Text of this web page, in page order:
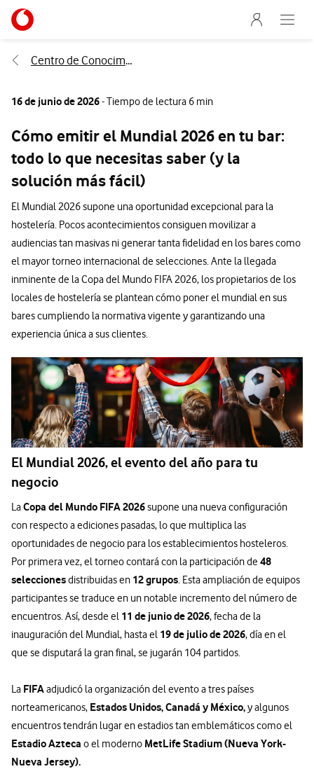
Ir a la pagina principal de vodafone.es
Menu
Abre
Centro de Conocimiento
16 de junio de 2026- Tiempo de lectura 6 min
Cómo emitir el Mundial 2026 en tu bar:
todo lo que necesitas saber (y la
solución más fácil)
El Mundial 2026 supone una oportunidad excepcional para la
hostelería. Pocos acontecimientos consiguen movilizar a
audiencias tan masivas ni generar tanta fidelidad en los bares como
el mayor torneo internacional de selecciones. Ante la llegada
inminente de la Copa del Mundo FIFA 2026, los propietarios de los
locales de hostelería se plantean cómo poner el mundial en sus
bares cumpliendo la normativa vigente y garantizando una
experiencia única a sus clientes.
El Mundial 2026, el evento del año para tu
negocio
LaCopa del Mundo FIFA 2026supone una nueva configuración
con respecto a ediciones pasadas, lo que multiplica las
oportunidades de negocio para los establecimientos hosteleros.
Por primera vez, el torneo contará con la participación de48
seleccionesdistribuidas en 12 grupos. Esta ampliación de equipos
participantes se traduce en un notable incremento del número de
encuentros. Así, desde el 11 de junio de 2026, fecha de la
inauguración del Mundial, hasta el 19 de julio de 2026, día en el
que se disputará la gran final, se jugarán 104 partidos.
La FIFAadjudicó la organización del evento a tres países
norteamericanos, Estados Unidos, Canadá y México,y algunos
encuentros tendrán lugar en estadios tan emblemáticos como el
Estadio Azteca o el moderno MetLife Stadium (Nueva York-
Nueva Jersey).